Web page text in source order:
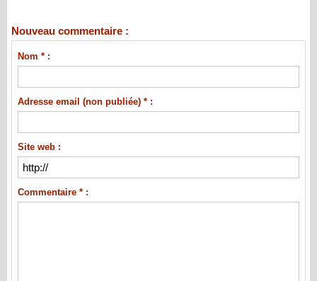
Nouveau commentaire :
Nom * :
Adresse email (non publiée) * :
Site web :
Commentaire * :